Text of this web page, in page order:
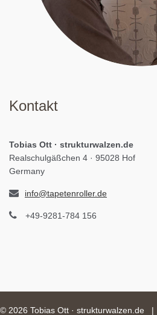
Kontakt
Tobias Ott · strukturwalzen.de
Realschulgäßchen 4 · 95028 Hof
Germany
info@tapetenroller.de
+49-9281-784 156
© 2026 Tobias Ott · strukturwalzen.de |